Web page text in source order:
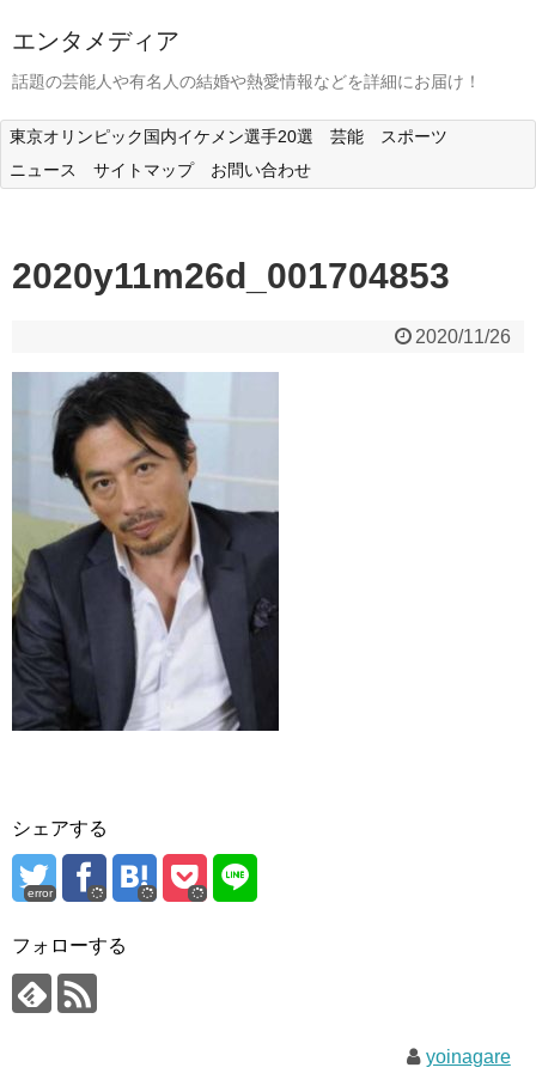
エンタメディア
話題の芸能人や有名人の結婚や熱愛情報などを詳細にお届け！
東京オリンピック国内イケメン選手20選 芸能
スポーツ
ニュース
サイトマップ お問い合わせ
2020y11m26d_001704853
2020/11/26
シェアする
error
フォローする
yoinagare